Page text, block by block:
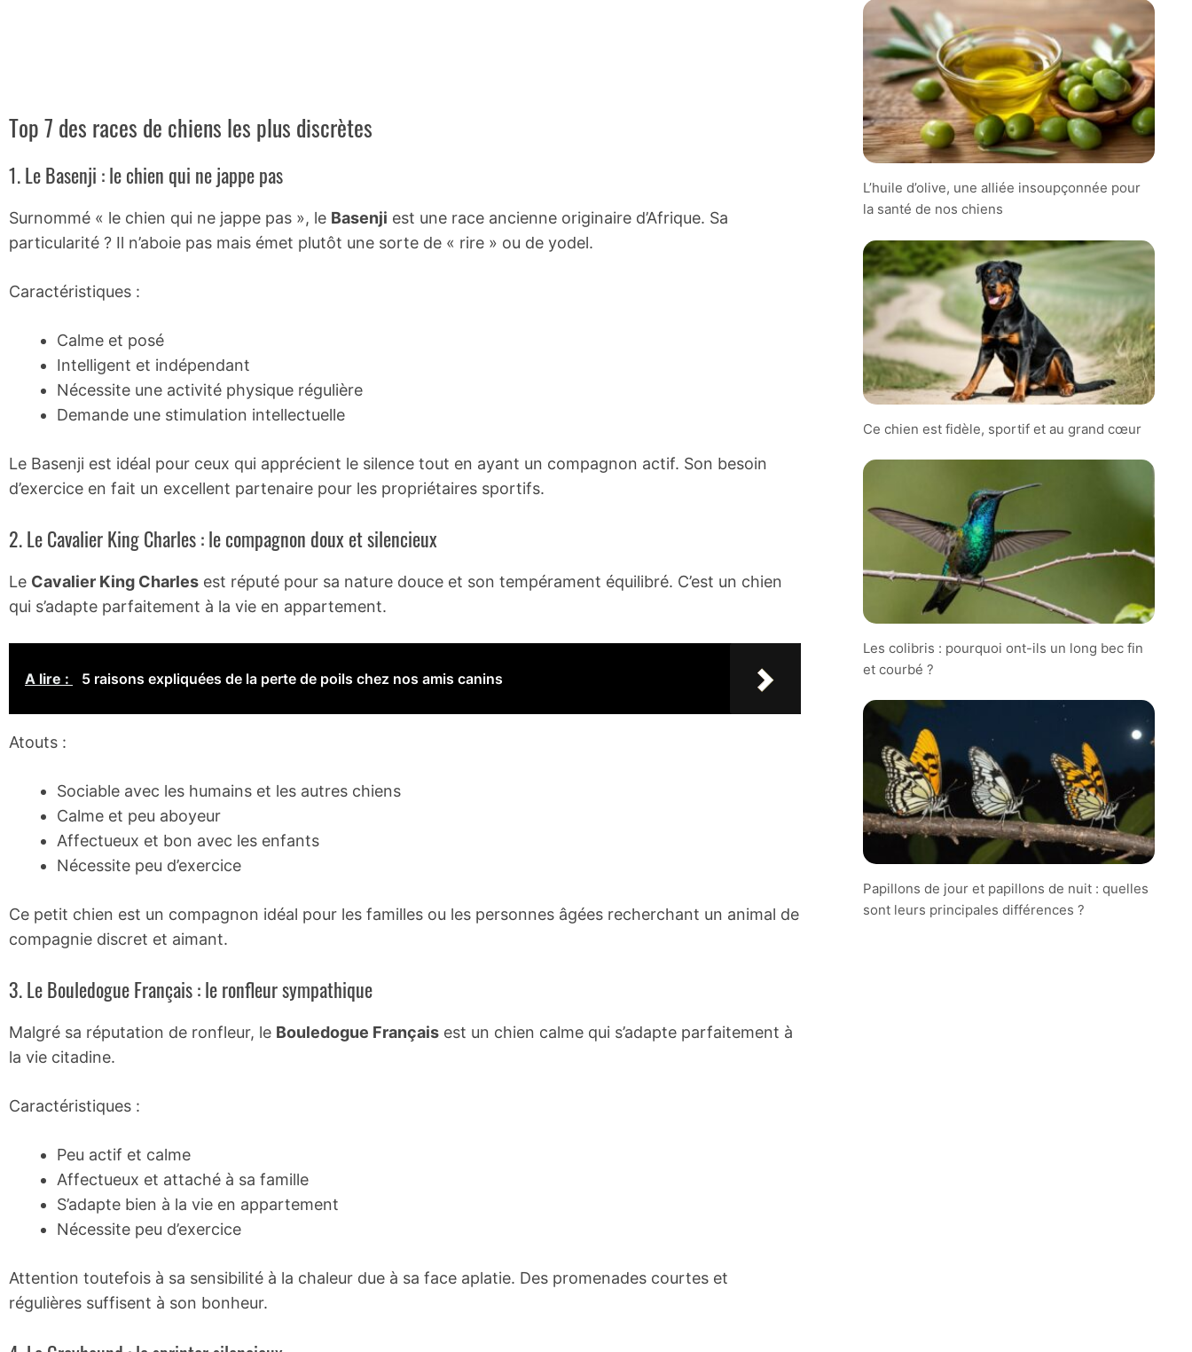
Top 7 des races de chiens les plus discrètes
1. Le Basenji : le chien qui ne jappe pas
Surnommé « le chien qui ne jappe pas », le Basenji est une race ancienne originaire d’Afrique. Sa
particularité ? Il n’aboie pas mais émet plutôt une sorte de « rire » ou de yodel.
Caractéristiques :
Calme et posé
Intelligent et indépendant
Nécessite une activité physique régulière
Demande une stimulation intellectuelle
Le Basenji est idéal pour ceux qui apprécient le silence tout en ayant un compagnon actif. Son besoin
d’exercice en fait un excellent partenaire pour les propriétaires sportifs.
2. Le Cavalier King Charles : le compagnon doux et silencieux
Le Cavalier King Charles est réputé pour sa nature douce et son tempérament équilibré. C’est un chien
qui s’adapte parfaitement à la vie en appartement.
A lire : 5 raisons expliquées de la perte de poils chez nos amis canins
Atouts :
Sociable avec les humains et les autres chiens
Calme et peu aboyeur
Affectueux et bon avec les enfants
Nécessite peu d’exercice
Ce petit chien est un compagnon idéal pour les familles ou les personnes âgées recherchant un animal de
compagnie discret et aimant.
3. Le Bouledogue Français : le ronfleur sympathique
Malgré sa réputation de ronfleur, le Bouledogue Français est un chien calme qui s’adapte parfaitement à
la vie citadine.
Caractéristiques :
Peu actif et calme
Affectueux et attaché à sa famille
S’adapte bien à la vie en appartement
Nécessite peu d’exercice
Attention toutefois à sa sensibilité à la chaleur due à sa face aplatie. Des promenades courtes et
régulières suffisent à son bonheur.
L’huile d’olive, une alliée insoupçonnée pour
la santé de nos chiens
Ce chien est fidèle, sportif et au grand cœur
Les colibris : pourquoi ont-ils un long bec fin
et courbé ?
Papillons de jour et papillons de nuit : quelles
sont leurs principales différences ?